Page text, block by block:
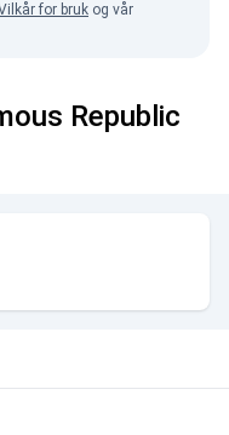
for bruk og vår
Republic